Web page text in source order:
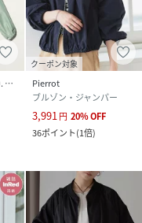
UNITED ARROWS LTD. OUTLET
クーポン対象
Pierrot
ブルゾン・ジャンパー
3,991 円 20%OFF
36ポイント(1倍)